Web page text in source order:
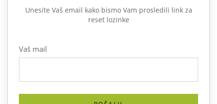
Unesite Vaš email kako bismo Vam prosledili link za
reset lozinke
Vaš mail